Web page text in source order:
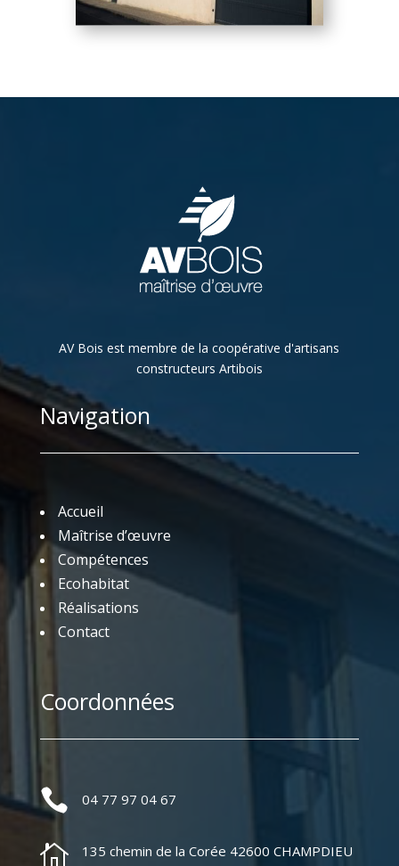
AV Bois est membre de la coopérative d'artisans
constructeurs Artibois
Navigation
Accueil
Maîtrise d’œuvre
Compétences
Ecohabitat
Réalisations
Contact
Coordonnées
 04 77 97 04 67
 135 chemin de la Corée 42600 CHAMPDIEU